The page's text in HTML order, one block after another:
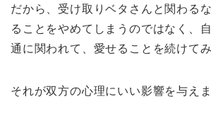
だから、受け取りベタさんと関わる
ることをやめてしまうのではなく、
通に関われて、愛せることを続けてみ
それが双方の心理にいい影響を与えま